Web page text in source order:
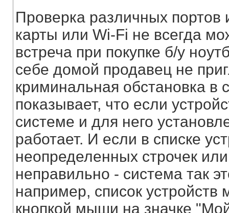
Проверка различных
карты или Wi-Fi не всегда
встреча при покупке б/у
себе домой продавец не
криминальная обстановка в
показывает, что если
системе и для него
работает. И если в списке
неопределенных строчек
неправильно - система так
например, список устройств
кнопкой мыши на значке